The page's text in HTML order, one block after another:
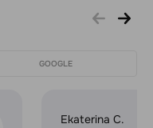
GOOGLE
Ekaterina C.